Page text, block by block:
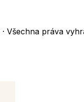
Všechna práva